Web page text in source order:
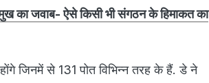
का जवाब- ऐसे किसी भी संगठन के हिमाकत का
जिनमें से 131 पोत विभिन्न तरह के हैं. डे ने